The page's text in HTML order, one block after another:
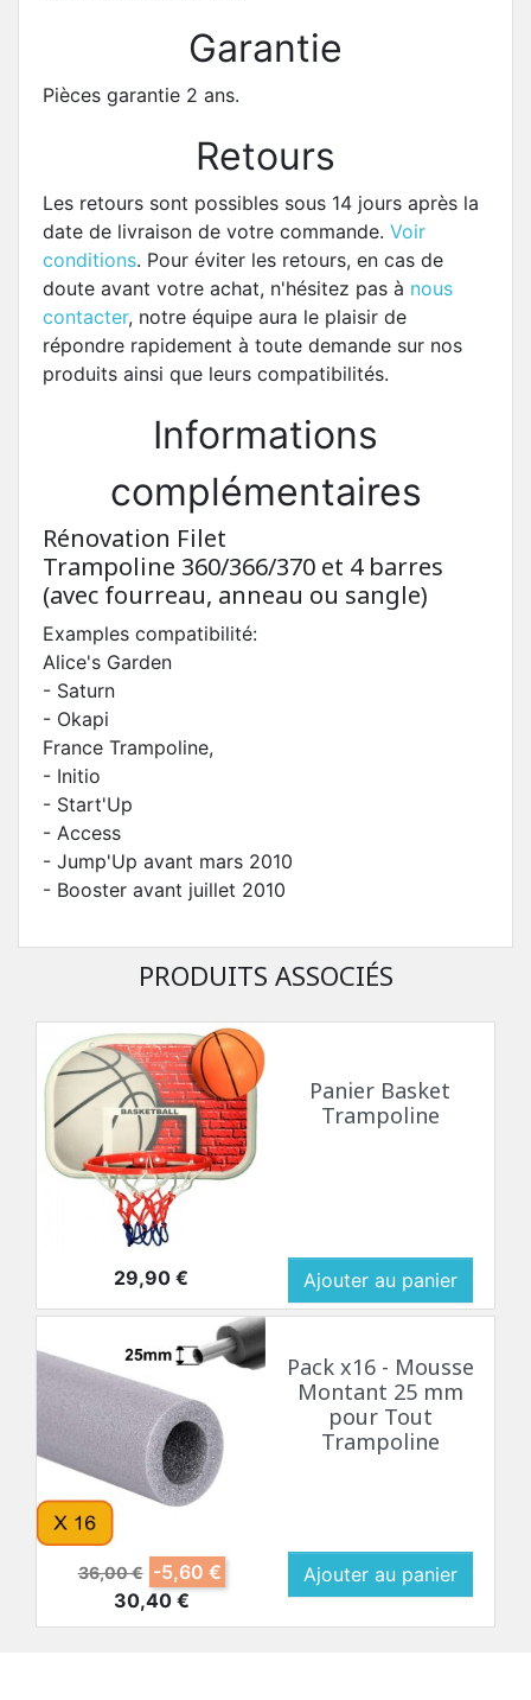
Garantie
Pièces garantie 2 ans.
Retours
Les retours sont possibles sous 14 jours après la
date de livraison de votre commande. Voir
conditions. Pour éviter les retours, en cas de
doute avant votre achat, n'hésitez pas à nous
contacter, notre équipe aura le plaisir de
répondre rapidement à toute demande sur nos
produits ainsi que leurs compatibilités.
Informations
complémentaires
Rénovation Filet
Trampoline 360/366/370 et 4 barres
(avec fourreau, anneau ou sangle)
Examples compatibilité:
Alice's Garden
- Saturn
- Okapi
France Trampoline,
- Initio
- Start'Up
- Access
- Jump'Up avant mars 2010
- Booster avant juillet 2010
PRODUITS ASSOCIÉS
Panier Basket
Trampoline
Prix
29,90 € Ajouter au panier
Pack x16 - Mousse
Montant 25 mm
pour Tout
Trampoline
Prix de base
36,00 € -5,60 €
30,40 €
Ajouter au panier